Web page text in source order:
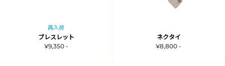
再入荷
ブレスレット
¥9,350 -
ネクタイ
¥8,800 -